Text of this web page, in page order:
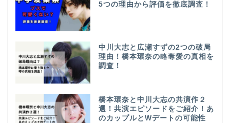
5つの理由から評価を徹底調査！
中川大志と広瀬すずの2つの破局
理由！橋本環奈の略奪愛の真相を
調査！
橋本環奈と中川大志の共演作２
選！共演エピソードをご紹介！あ
のカップルとWデートの可能性